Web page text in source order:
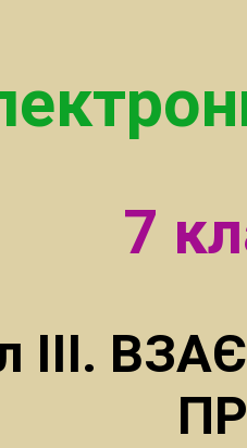
7
III.